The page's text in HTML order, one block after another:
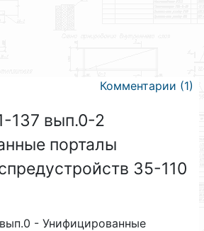
Комментарии (1)
137 вып.0-2
порталы
35-110
- Унифицированные